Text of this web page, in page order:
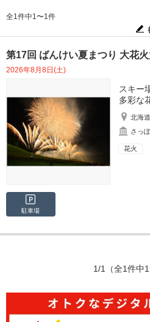
全1件中1〜1件
第17回 ばんけい夏まつり 大花
2026年8月8日(土)
スキー
多彩な
北海道
さっ
花火
駐車場
1/1 （全1件中